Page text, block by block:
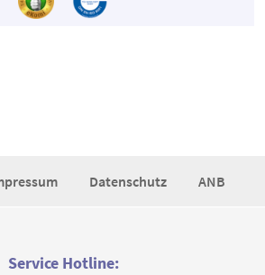
Datenschutz ANB
Service Hotline: